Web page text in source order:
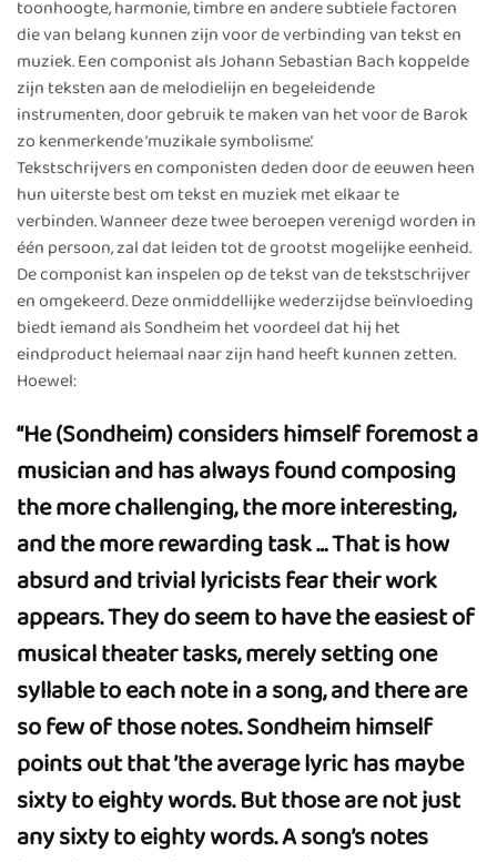
toonhoogte, harmonie, timbre en andere subtiele factoren
die van belang kunnen zijn voor de verbinding van tekst en
muziek. Een componist als Johann Sebastian Bach koppelde
zijn teksten aan de melodielijn en begeleidende
instrumenten, door gebruik te maken van het voor de Barok
zo kenmerkende ‘muzikale symbolisme’.
Tekstschrijvers en componisten deden door de eeuwen heen
hun uiterste best om tekst en muziek met elkaar te
verbinden. Wanneer deze twee beroepen verenigd worden in
één persoon, zal dat leiden tot de grootst mogelijke eenheid.
De componist kan inspelen op de tekst van de tekstschrijver
en omgekeerd. Deze onmiddellijke wederzijdse beïnvloeding
biedt iemand als Sondheim het voordeel dat hij het
eindproduct helemaal naar zijn hand heeft kunnen zetten.
Hoewel:
“He (Sondheim) considers himself foremost a
musician and has always found composing
the more challenging, the more interesting,
and the more rewarding task … That is how
absurd and trivial lyricists fear their work
appears. They do seem to have the easiest of
musical theater tasks, merely setting one
syllable to each note in a song, and there are
so few of those notes. Sondheim himself
points out that ’the average lyric has maybe
sixty to eighty words. But those are not just
any sixty to eighty words. A song’s notes